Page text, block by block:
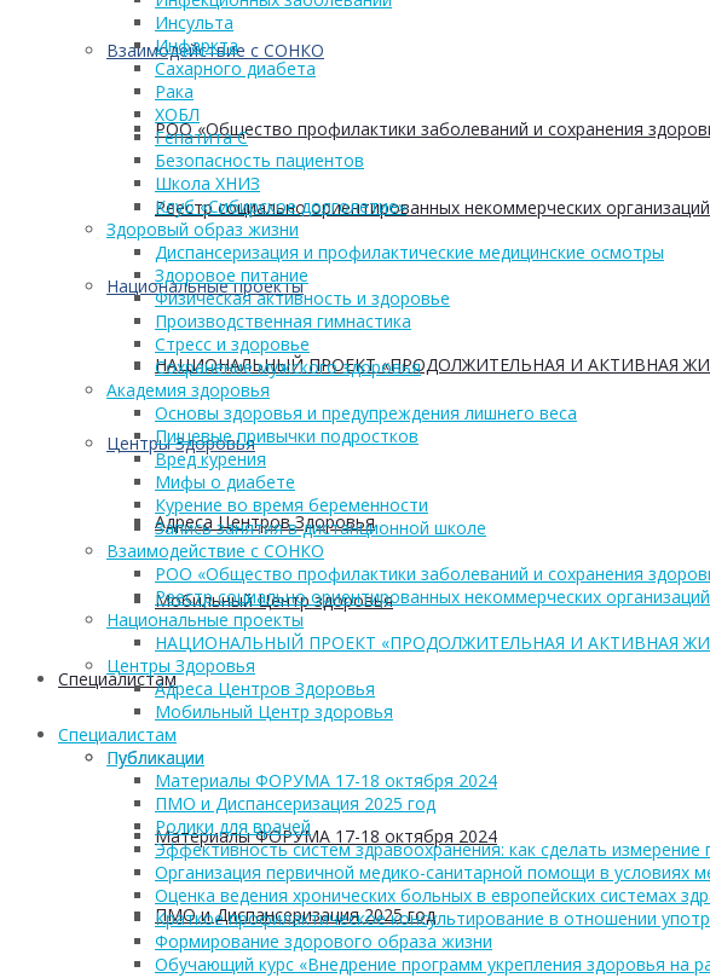
Взаимодействие с СОНКО
РОО «Общество профилактики заболеваний и сохранения
Реестр социально ориентированных некоммерческих организаций
Национальные проекты
НАЦИОНАЛЬНЫЙ ПРОЕКТ «ПРОДОЛЖИТЕЛЬНАЯ И АКТИВНАЯ
Центры Здоровья
Адреса Центров Здоровья
Мобильный Центр здоровья
Cпециалистам
Публикации
Материалы ФОРУМА 17-18 октября 2024
ПМО и Диспансеризация 2025 год
Инсульта
Инфаркта
Сахарного диабета
Рака
ХОБЛ
Гепатита С
Безопасность пациентов
Школа ХНИЗ
Клуб «Сибирское долголетие»
Здоровый образ жизни
Диспансеризация и профилактические медицинские осмотры
Здоровое питание
Физическая активность и здоровье
Производственная гимнастика
Стресс и здоровье
Сохранение мужского здоровья
Академия здоровья
Основы здоровья и предупреждения лишнего веса
Пищевые привычки подростков
Вред курения
Мифы о диабете
Курение во время беременности
Запись занятия в дистанционной школе
Взаимодействие с СОНКО
РОО «Общество профилактики заболеваний и сохранения
Реестр социально ориентированных некоммерческих организаций
Национальные проекты
НАЦИОНАЛЬНЫЙ ПРОЕКТ «ПРОДОЛЖИТЕЛЬНАЯ И АКТИВНАЯ
Центры Здоровья
Адреса Центров Здоровья
Мобильный Центр здоровья
Cпециалистам
Публикации
Материалы ФОРУМА 17-18 октября 2024
ПМО и Диспансеризация 2025 год
Ролики для врачей
Эффективность систем здравоохранения: как сделать
Организация первичной медико-санитарной помощи в условиях
Оценка ведения хронических больных в европейских системах
Краткое профилактическое консультирование в отношении
Формирование здорового образа жизни
Обучающий курс «Внедрение программ укрепления здоровья на